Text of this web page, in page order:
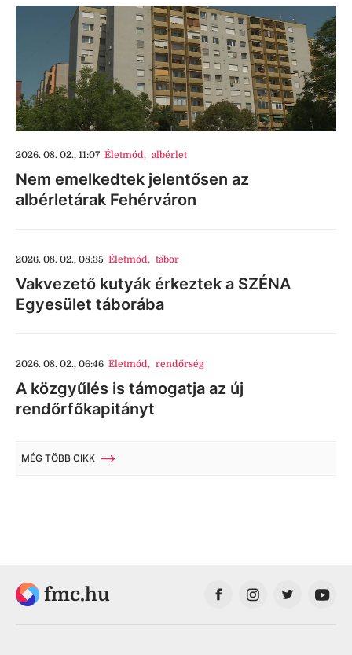
2026. 08. 02., 11:07 Életmód, albérlet
Nem emelkedtek jelentősen az
albérletárak Fehérváron
2026. 08. 02., 08:35 Életmód, tábor
Vakvezető kutyák érkeztek a SZÉNA
Egyesület táborába
2026. 08. 02., 06:46 Életmód, rendőrség
A közgyűlés is támogatja az új
rendőrfőkapitányt
MÉG TÖBB CIKK
fmc.hu